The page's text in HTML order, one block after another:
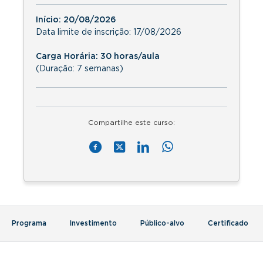
Início: 20/08/2026
Data limite de inscrição: 17/08/2026
Carga Horária: 30 horas/aula
(Duração: 7 semanas)
Compartilhe este curso:
Programa Investimento Público-alvo Certificado